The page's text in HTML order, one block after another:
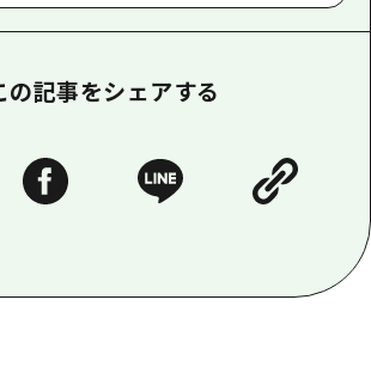
の記事をシェアする